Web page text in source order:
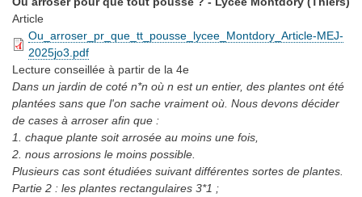
Article
Ou_arroser_pr_que_tt_pousse_lycee_Montdory_Article-MEJ-
2025jo3.pdf
Lecture conseillée à partir de la 4e
Dans un jardin de coté n*n où n est un entier, des plantes ont été
plantées sans que l'on sache vraiment où. Nous devons décider
de cases à arroser afin que :
1. chaque plante soit arrosée au moins une fois,
2. nous arrosions le moins possible.
Plusieurs cas sont étudiées suivant différentes sortes de plantes.
Partie 2 : les plantes rectangulaires 3*1 ;